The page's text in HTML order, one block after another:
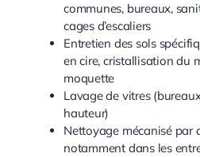
communes, bureaux,
cages d’escaliers
Entretien des sols
en cire, cristallisation du
moquette
Lavage de vitres
hauteur)
Nettoyage mécanisé par
notamment dans les